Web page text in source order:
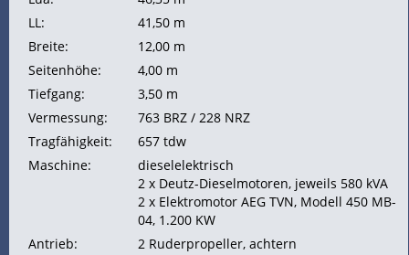
LL:
41,50 m
Breite:
12,00 m
Seitenhöhe:
4,00 m
Tiefgang:
3,50 m
Vermessung:
763 BRZ / 228 NRZ
Tragfähigkeit:
657 tdw
Maschine:
dieselelektrisch
2 x Deutz-Dieselmotoren, jeweils 580 kVA
2 x Elektromotor AEG TVN, Modell 450 MB-
04, 1.200 KW
Antrieb:
2 Ruderpropeller, achtern